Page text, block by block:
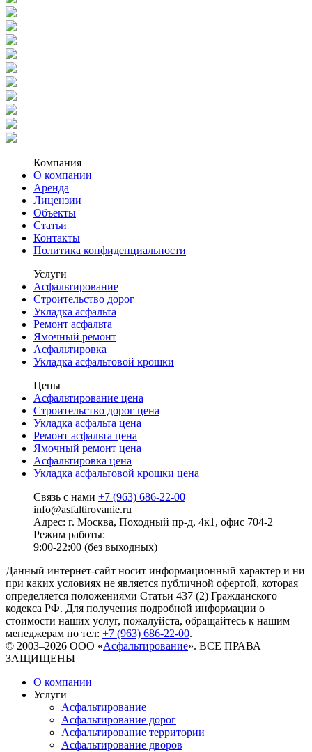
Компания
О компании
Аренда
Лицензии
Объекты
Статьи
Контакты
Политика конфиденциальности
Услуги
Асфальтирование
Строительство дорог
Укладка асфальта
Ремонт асфальта
Ямочный ремонт
Асфальтировка
Укладка асфальтовой крошки
Цены
Асфальтирование цена
Строительство дорог цена
Укладка асфальта цена
Ремонт асфальта цена
Ямочный ремонт цена
Асфальтировка цена
Укладка асфальтовой крошки цена
Связь с нами +7 (963) 686-22-00
info@asfaltirovanie.ru
Адрес: г. Москва, Походный пр-д, 4к1, офис 704-2
Режим работы:
9:00-22:00 (без выходных)
Данный интернет-сайт носит информационный характер и ни
при каких условиях не является публичной офертой, которая
определяется положениями Статьи 437 (2) Гражданского
кодекса РФ. Для получения подробной информации о
стоимости наших услуг, пожалуйста, обращайтесь к нашим
менеджерам по тел: +7 (963) 686-22-00.
© 2003–2026 ООО «Асфальтирование». ВСЕ ПРАВА
ЗАЩИЩЕНЫ
О компании
Услуги
Асфальтирование
Асфальтирование дорог
Асфальтирование территории
Асфальтирование дворов